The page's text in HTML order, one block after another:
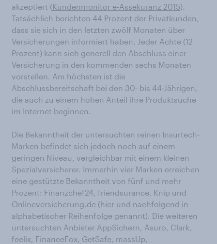
akzeptiert (Kundenmonitor e-Assekuranz 2015).
Tatsächlich berichten 44 Prozent der Privatkunden,
dass sie sich in den letzten zwölf Monaten über
Versicherungen informiert haben. Jeder Achte (12
Prozent) kann sich generell den Abschluss einer
Versicherung in den kommenden sechs Monaten
vorstellen. Am höchsten ist die
Abschlussbereitschaft bei den 30- bis 44-Jährigen,
die auch zu einem hohen Anteil ihre Produktsuche
im Internet beginnen.
Die Bekanntheit der untersuchten reinen Insurtech-
Marken befindet sich jedoch noch auf einem
geringen Niveau, vergleichbar mit einem kleinen
Spezialversicherer. Immerhin vier Marken erreichen
eine gestützte Bekanntheit von fünf und mehr
Prozent: Finanzchef24, friendsurance, Knip und
Onlineversicherung.de (hier und nachfolgend in
alphabetischer Reihenfolge genannt). Die weiteren
untersuchten Anbieter AppSichern, Asuro, Clark,
feelix, FinanceFox, GetSafe, massUp,